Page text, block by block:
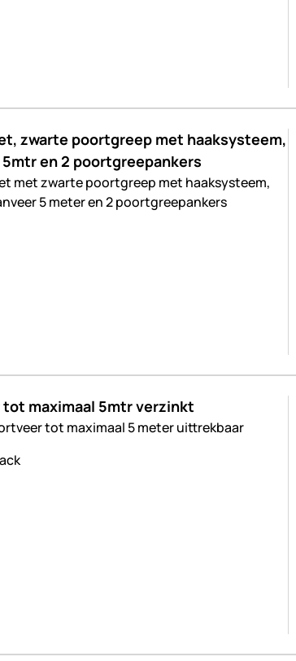
zwarte poortgreep met haaksysteem,
en 2 poortgreepankers
met zwarte poortgreep met haaksysteem,
5 meter en 2 poortgreepankers
maximaal 5mtr verzinkt
tot maximaal 5 meter uittrekbaar